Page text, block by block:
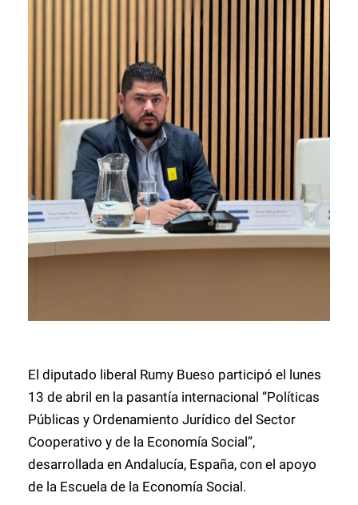
El diputado liberal Rumy Bueso participó el lunes
13 de abril en la pasantía internacional “Políticas
Públicas y Ordenamiento Jurídico del Sector
Cooperativo y de la Economía Social”,
desarrollada en Andalucía, España, con el apoyo
de la Escuela de la Economía Social.